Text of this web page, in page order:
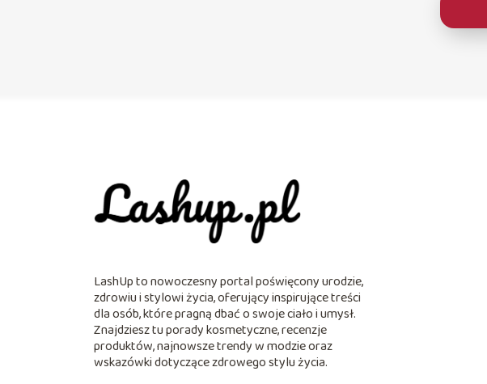
LashUp to nowoczesny portal poświęcony urodzie,
zdrowiu i stylowi życia, oferujący inspirujące treści
dla osób, które pragną dbać o swoje ciało i umysł.
Znajdziesz tu porady kosmetyczne, recenzje
produktów, najnowsze trendy w modzie oraz
wskazówki dotyczące zdrowego stylu życia.